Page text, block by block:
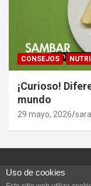
CONSEJOS
¡Curioso!
mundo
29 mayo, 2026
Uso de cookies